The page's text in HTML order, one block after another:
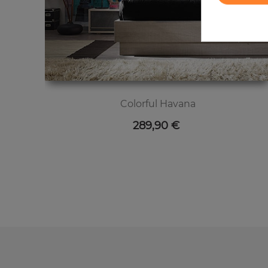
Colorful Havana
Цена
289,90 €